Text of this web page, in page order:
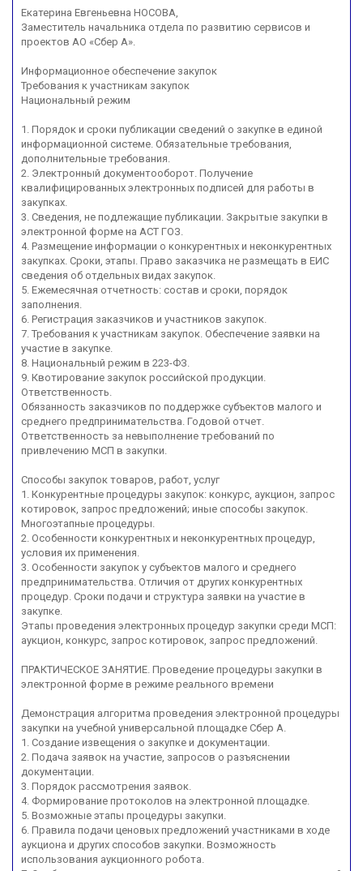
Екатерина Евгеньевна НОСОВА,
Заместитель начальника отдела по развитию сервисов и
проектов АО «Сбер А».
Информационное обеспечение закупок
Требования к участникам закупок
Национальный режим
1. Порядок и сроки публикации сведений о закупке в единой
информационной системе. Обязательные требования,
дополнительные требования.
2. Электронный документооборот. Получение
квалифицированных электронных подписей для работы в
закупках.
3. Сведения, не подлежащие публикации. Закрытые закупки в
электронной форме на АСТ ГОЗ.
4. Размещение информации о конкурентных и неконкурентных
закупках. Сроки, этапы. Право заказчика не размещать в ЕИС
сведения об отдельных видах закупок.
5. Ежемесячная отчетность: состав и сроки, порядок
заполнения.
6. Регистрация заказчиков и участников закупок.
7. Требования к участникам закупок. Обеспечение заявки на
участие в закупке.
8. Национальный режим в 223-ФЗ.
9. Квотирование закупок российской продукции.
Ответственность.
Обязанность заказчиков по поддержке субъектов малого и
среднего предпринимательства. Годовой отчет.
Ответственность за невыполнение требований по
привлечению МСП в закупки.
Способы закупок товаров, работ, услуг
1. Конкурентные процедуры закупок: конкурс, аукцион, запрос
котировок, запрос предложений; иные способы закупок.
Многоэтапные процедуры.
2. Особенности конкурентных и неконкурентных процедур,
условия их применения.
3. Особенности закупок у субъектов малого и среднего
предпринимательства. Отличия от других конкурентных
процедур. Сроки подачи и структура заявки на участие в
закупке.
Этапы проведения электронных процедур закупки среди МСП:
аукцион, конкурс, запрос котировок, запрос предложений.
ПРАКТИЧЕСКОЕ ЗАНЯТИЕ. Проведение процедуры закупки в
электронной форме в режиме реального времени
Демонстрация алгоритма проведения электронной процедуры
закупки на учебной универсальной площадке Сбер А.
1. Создание извещения о закупке и документации.
2. Подача заявок на участие, запросов о разъяснении
документации.
3. Порядок рассмотрения заявок.
4. Формирование протоколов на электронной площадке.
5. Возможные этапы процедуры закупки.
6. Правила подачи ценовых предложений участниками в ходе
аукциона и других способов закупки. Возможность
использования аукционного робота.